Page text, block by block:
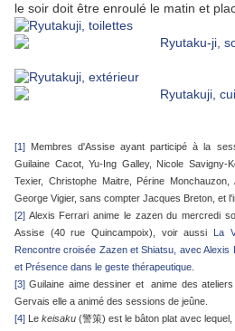
le soir doit être enroulé le matin et
[1] Membres d'Assise ayant participé à la
Guilaine Cacot, Yu-Ing Galley, Nicole Savigny-
Texier, Christophe Maitre, Périne Monchauzon,
George Vigier, sans compter Jacques Breton, et
[2] Alexis Ferrari anime le zazen du mercredi
Assise (40 rue Quincampoix), voir aussi La
Rencontre croisée Zazen et Shiatsu, avec Alexis
et Présence dans le geste thérapeutique
[3] Guilaine aime dessiner et anime des
Gervais elle a animé des sessions de jeûne.
[4] Le keisaku (警策) est le bâton plat avec